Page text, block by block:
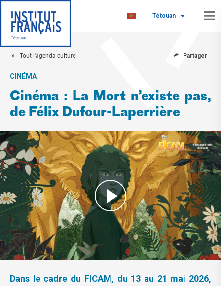
Tétouan
Tout l'agenda culturel Partager
CINÉMA
Cinéma : La Mort n’existe pas,
de Félix Dufour-Laperrière
Dans le cadre du FICAM, du 13 au 21 mai 2026,